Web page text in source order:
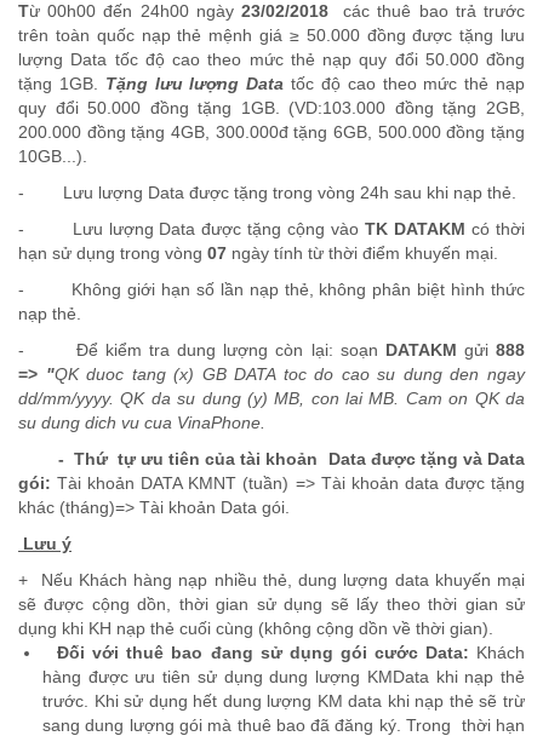
Từ 00h00 đến 24h00 ngày 23/02/2018các thuê bao trả trước
trên toàn quốc nạp thẻ mệnh giá ≥ 50.000 đồng được tặng lưu
lượng Data tốc độ cao theo mức thẻ nạp quy đổi 50.000 đồng
tặng 1GB. Tặng lưu lượng Data tốc độ cao theo mức thẻ nạp
quy đổi 50.000 đồng tặng 1GB. (VD:103.000 đồng tặng 2GB,
200.000 đồng tặng 4GB, 300.000đ tặng 6GB, 500.000 đồng tặng
10GB...).
- Lưu lượng Data được tặng trong vòng 24h sau khi nạp thẻ.
- Lưu lượng Data được tặng cộng vàoTK DATAKMcó thời
hạn sử dụng trong vòng 07 ngày tính từ thời điểm khuyến mại.
- Không giới hạn số lần nạp thẻ, không phân biệt hình thức
nạp thẻ.
- Để kiểm tra dung lượng còn lại: soạn DATAKM gửi888
=> "QK duoc tang (x) GB DATA toc do cao su dung den ngay
dd/mm/yyyy. QK da su dung (y) MB, con lai MB. Cam on QK da
su dung dich vu cua VinaPhone.
- Thứ tự ưu tiên của tài khoản Data được tặng và Data
gói: Tài khoản DATA KMNT (tuần) => Tài khoản data được tặng
khác (tháng)=> Tài khoản Data gói.
Lưu ý
+ Nếu Khách hàng nạp nhiều thẻ, dung lượng data khuyến mại
sẽ được cộng dồn, thời gian sử dụng sẽ lấy theo thời gian sử
dụng khi KH nạp thẻ cuối cùng (không cộng dồn về thời gian).
Đối với thuê bao đang sử dụng gói cước Data: Khách
hàng được ưu tiên sử dụng dung lượng KMData khi nạp thẻ
trước. Khi sử dụng hết dung lượng KM data khi nạp thẻ sẽ trừ
sang dung lượng gói mà thuê bao đã đăng ký. Trong thời hạn